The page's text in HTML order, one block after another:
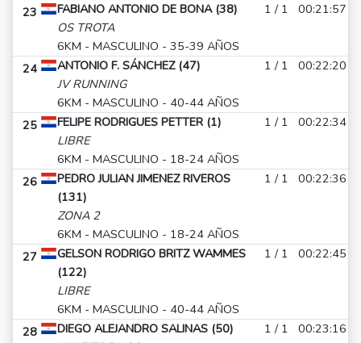
23
FABIANO ANTONIO DE BONA (38)
OS TROTA
6KM - MASCULINO - 35-39 AÑOS
1 / 1 00:21:57
24
ANTONIO F. SÁNCHEZ (47)
JV RUNNING
6KM - MASCULINO - 40-44 AÑOS
1 / 1 00:22:20
25
FELIPE RODRIGUES PETTER (1)
LIBRE
6KM - MASCULINO - 18-24 AÑOS
1 / 1 00:22:34
26
PEDRO JULIAN JIMENEZ RIVEROS
(131)
ZONA 2
6KM - MASCULINO - 18-24 AÑOS
1 / 1 00:22:36
27
GELSON RODRIGO BRITZ WAMMES
(122)
LIBRE
6KM - MASCULINO - 40-44 AÑOS
1 / 1 00:22:45
28
DIEGO ALEJANDRO SALINAS (50)
1 / 1 00:23:16